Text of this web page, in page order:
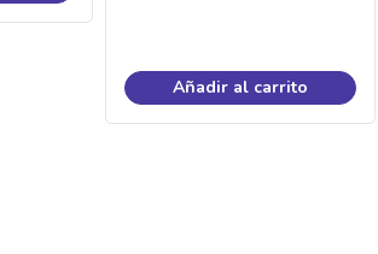
Añadir al carrito